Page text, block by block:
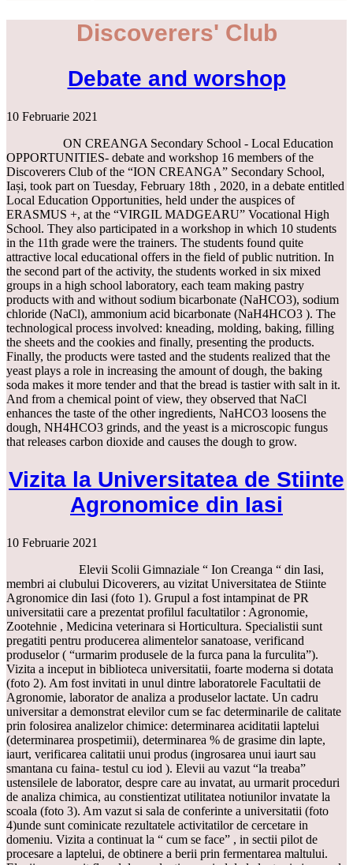
Discoverers' Club
Debate and worshop
10 Februarie 2021
ON CREANGA Secondary School - Local Education
OPPORTUNITIES- debate and workshop 16 members of the
Discoverers Club of the “ION CREANGA” Secondary School,
Iași, took part on Tuesday, February 18th , 2020, in a debate entitled
Local Education Opportunities, held under the auspices of
ERASMUS +, at the “VIRGIL MADGEARU” Vocational High
School. They also participated in a workshop in which 10 students
in the 11th grade were the trainers. The students found quite
attractive local educational offers in the field of public nutrition. In
the second part of the activity, the students worked in six mixed
groups in a high school laboratory, each team making pastry
products with and without sodium bicarbonate (NaHCO3), sodium
chloride (NaCl), ammonium acid bicarbonate (NaH4HCO3 ). The
technological process involved: kneading, molding, baking, filling
the sheets and the cookies and finally, presenting the products.
Finally, the products were tasted and the students realized that the
yeast plays a role in increasing the amount of dough, the baking
soda makes it more tender and that the bread is tastier with salt in it.
And from a chemical point of view, they observed that NaCl
enhances the taste of the other ingredients, NaHCO3 loosens the
dough, NH4HCO3 grinds, and the yeast is a microscopic fungus
that releases carbon dioxide and causes the dough to grow.
Vizita la Universitatea de Stiinte
Agronomice din Iasi
10 Februarie 2021
Elevii Scolii Gimnaziale “ Ion Creanga “ din Iasi,
membri ai clubului Dicoverers, au vizitat Universitatea de Stiinte
Agronomice din Iasi (foto 1). Grupul a fost intampinat de PR
universitatii care a prezentat profilul facultatilor : Agronomie,
Zootehnie , Medicina veterinara si Horticultura. Specialistii sunt
pregatiti pentru producerea alimentelor sanatoase, verificand
produselor ( “urmarim produsele de la furca pana la furculita”).
Vizita a inceput in biblioteca universitatii, foarte moderna si dotata
(foto 2). Am fost invitati in unul dintre laboratorele Facultatii de
Agronomie, laborator de analiza a produselor lactate. Un cadru
universitar a demonstrat elevilor cum se fac determinarile de calitate
prin folosirea analizelor chimice: determinarea aciditatii laptelui
(determinarea prospetimii), determinarea % de grasime din lapte,
iaurt, verificarea calitatii unui produs (ingrosarea unui iaurt sau
smantana cu faina- testul cu iod ). Elevii au vazut “la treaba”
ustensilele de laborator, despre care au invatat, au urmarit proceduri
de analiza chimica, au constientizat utilitatea notiunilor invatate la
scoala (foto 3). Am vazut si sala de conferinte a universitatii (foto
4)unde sunt cominicate rezultatele activitatilor de cercetare in
domeniu. Vizita a continuat la “ cum se face” , in sectii pilot de
procesare a laptelui, de obtinere a berii prin fermentarea maltului.